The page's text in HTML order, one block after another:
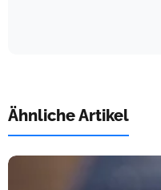
Ähnliche Artikel